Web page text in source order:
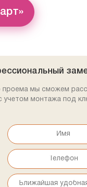
проема мы сможем
учетом монтажа под